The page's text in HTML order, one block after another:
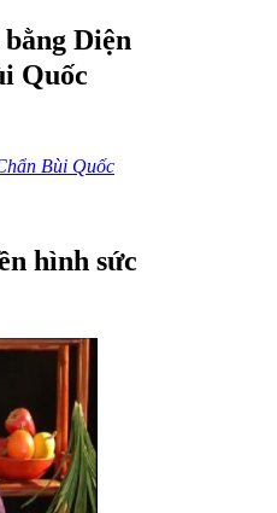
Diện
Quốc
Bùi Quốc
hình sức